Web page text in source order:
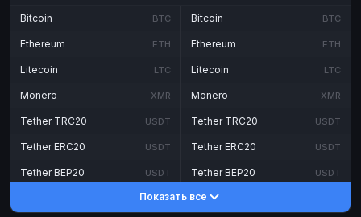
Bitcoin BTC
Ethereum ETH
Litecoin LTC
Monero XMR
Tether TRC20 USDT
Tether ERC20 USDT
Tether BEP20 USDT
DASH
Bitcoin BTC
Ethereum ETH
Litecoin LTC
Monero XMR
Tether TRC20 USDT
Tether ERC20 USDT
Tether BEP20 USDT
DASH
Показать все